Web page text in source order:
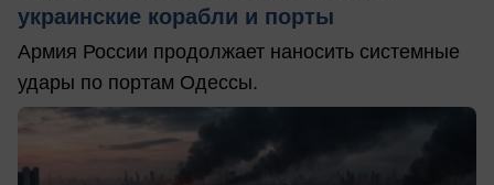
украинские корабли и порты
Армия России продолжает наносить системные
удары по портам Одессы.